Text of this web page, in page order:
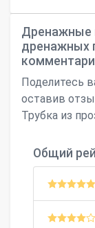
Дренажные
дренажных
Поделитесь
оставив
Трубка из
Общий